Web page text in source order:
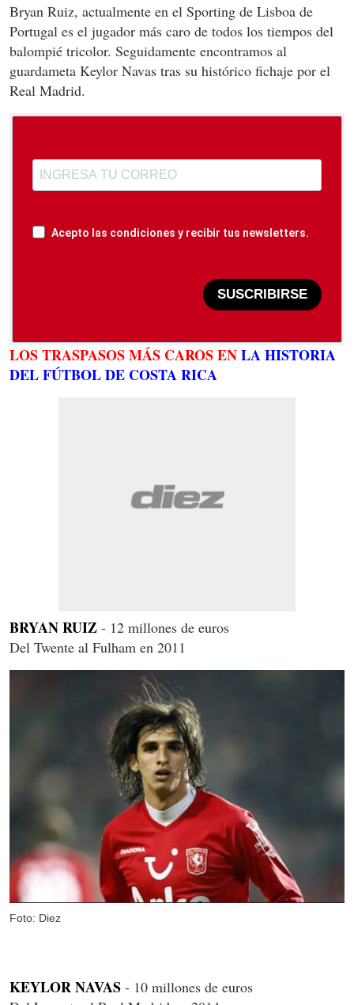
Bryan Ruiz, actualmente en el Sporting de Lisboa de
Portugal es el jugador más caro de todos los tiempos del
balompié tricolor. Seguidamente encontramos al
guardameta Keylor Navas tras su histórico fichaje por el
Real Madrid.
Acepto las condiciones y recibir tus newsletters.
SUSCRIBIRSE
LOS TRASPASOS MÁS CAROS ENLA HISTORIA
DEL FÚTBOL DE COSTA RICA
BRYAN RUIZ - 12 millones de euros
Del Twente al Fulham en 2011
Foto: Diez
KEYLOR NAVAS - 10 millones de euros